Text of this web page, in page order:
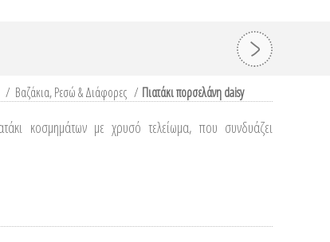
/ Βαζάκια, Ρεσώ & Διάφορες / Πιατάκι πορσελάνη daisy
κοσμημάτων με χρυσό τελείωμα, που συνδυάζει